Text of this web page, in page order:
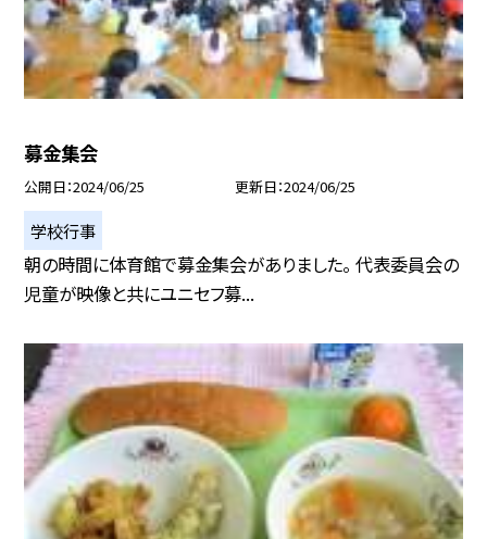
募金集会
公開日 2024/06/25 更新日 2024/06/25
学校行事
朝の時間に体育館で募金集会がありました。 代表委員会の
児童が映像と共にユニセフ募...